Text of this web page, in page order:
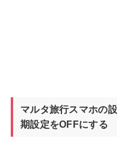
マルタ旅行スマホの
期設定をOFFにする